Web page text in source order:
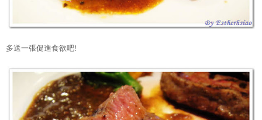
多送一張促進食欲吧!